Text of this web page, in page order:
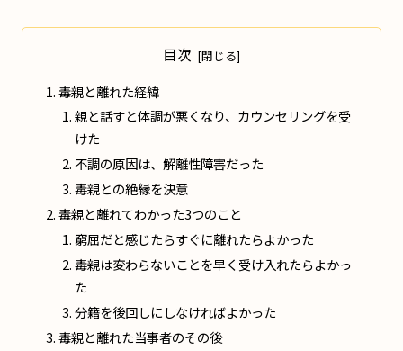
目次
毒親と離れた経緯
親と話すと体調が悪くなり、カウンセリングを受
けた
不調の原因は、解離性障害だった
毒親との絶縁を決意
毒親と離れてわかった3つのこと
窮屈だと感じたらすぐに離れたらよかった
毒親は変わらないことを早く受け入れたらよかっ
た
分籍を後回しにしなければよかった
毒親と離れた当事者のその後